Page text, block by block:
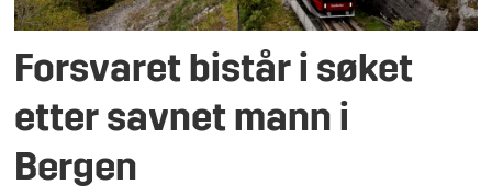
Forsvaret bistår i søket
etter savnet mann i
Bergen